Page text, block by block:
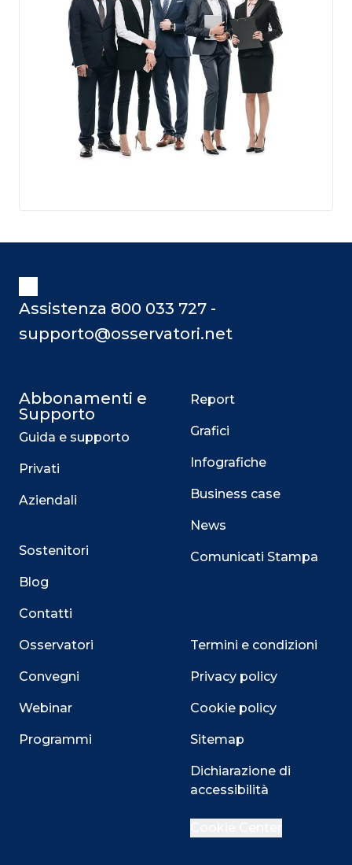
Assistenza 800 033 727 -
supporto@osservatori.net
Abbonamenti e
Supporto
Guida e supporto
Privati
Aziendali
Sostenitori
Blog
Contatti
Osservatori
Convegni
Webinar
Programmi
Report
Grafici
Infografiche
Business case
News
Comunicati Stampa
Termini e condizioni
Privacy policy
Cookie policy
Sitemap
Dichiarazione di
accessibilità